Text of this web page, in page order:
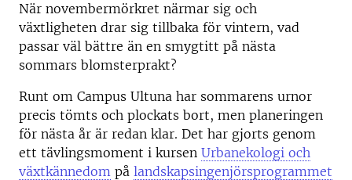
När novembermörkret närmar sig och
växtligheten drar sig tillbaka för vintern, vad
passar väl bättre än en smygtitt på nästa
sommars blomsterprakt?
Runt om Campus Ultuna har sommarens urnor
precis tömts och plockats bort, men planeringen
för nästa år är redan klar. Det har gjorts genom
ett tävlingsmoment i kursen Urbanekologi och
växtkännedom på landskapsingenjörsprogrammet